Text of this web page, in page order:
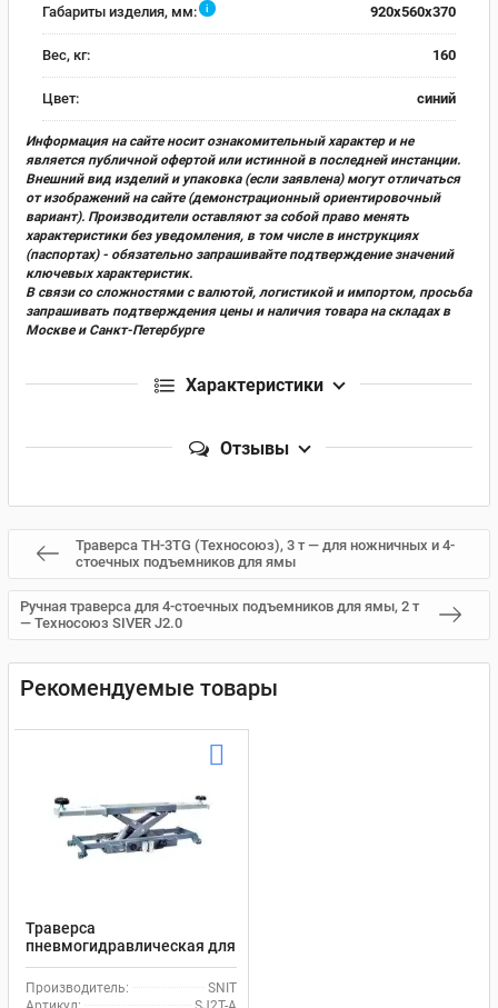
Габариты изделия, мм:
i 920х560х370
Вес, кг: 160
Цвет: синий
Информация на сайте носит ознакомительный характер и не
является публичной офертой или истинной в последней инстанции.
Внешний вид изделий и упаковка (если заявлена) могут отличаться
от изображений на сайте (демонстрационный ориентировочный
вариант). Производители оставляют за собой право менять
характеристики без уведомления, в том числе в инструкциях
(паспортах) - обязательно запрашивайте подтверждение значений
ключевых характеристик.
В связи со сложностями с валютой, логистикой и импортом, просьба
запрашивать подтверждения цены и наличия товара на складах в
Москве и Санкт-Петербурге
Характеристики
Отзывы
Траверса TH-3TG (Техносоюз), 3 т — для ножничных и 4-
стоечных подъемников для ямы
Ручная траверса для 4-стоечных подъемников для ямы, 2 т
— Техносоюз SIVER J2.0
Рекомендуемые товары
Траверса
пневмогидравлическая для
ножничных подъемников, в
яму, 2 т SNIT SJ2T-A
Производитель:
SNIT